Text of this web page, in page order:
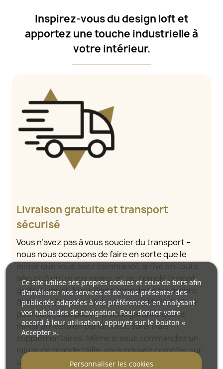
Inspirez-vous du design loft et
apportez une touche industrielle à
votre intérieur.
Livraison gratuite et transport
sécurisé
Vous n’avez pas à vous soucier du transport –
nous nous occupons de faire en sorte que le
miroir que vous avez commandé arrive en toute
sécurité entre vos mains, et ce, complètement
gratuitement. Nous disposons de notre propre
flotte de véhicules et de personnel formé, c’est
pourquoi nous pouvons vous garantir que le
miroir arrivera en parfait état, sans frais
supplémentaires. Même si vous commandez un
miroir de grande taille, vous pouvez compter sur
une livraison rapide.
Ce site utilise ses propres cookies et ceux de tiers afin
d'améliorer nos services et de vous présenter des
publicités adaptées à vos préférences, en analysant
vos habitudes de navigation. Pour donner votre
accord à leur utilisation, appuyez sur le bouton «
Accepter ».
Personnaliser les cookies